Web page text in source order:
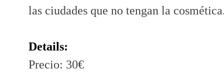
las ciudades que no tengan la
Details:
Precio: 30€